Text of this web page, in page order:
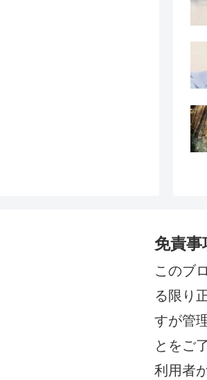
免責事
このブ
る限り
すが管
とをご
利用者